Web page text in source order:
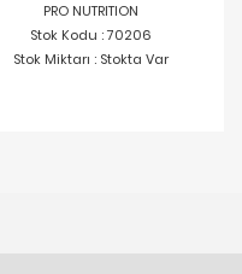
PRO NUTRITION
Stok Kodu : 70206
Stok Miktarı : Stokta Var